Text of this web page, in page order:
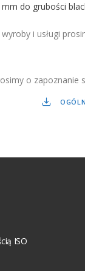
do grubości
i usługi
o zapoznanie
ISO